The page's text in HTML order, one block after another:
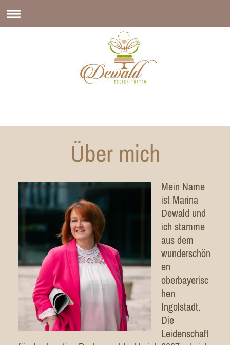
Über mich
Mein Name
ist Marina
Dewald und
ich stamme
aus dem
wunderschön
en
oberbayerisc
hen
Ingolstadt.
Die
Leidenschaft